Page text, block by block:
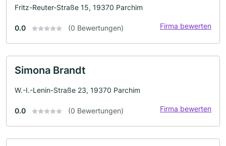
Fritz-Reuter-Straße 15, 19370 Parchim
0.0 (0 Bewertungen) Firma bewerten
Simona Brandt
W.-I.-Lenin-Straße 23, 19370 Parchim
0.0 (0 Bewertungen) Firma bewerten